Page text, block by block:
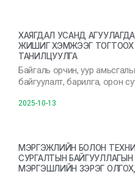
ХАЯГДАЛ УСАНД
ЖИШИГ ХЭМЖЭЭГ
ТАНИЛЦУУЛГА
Байгаль орчин, уур
байгуулалт, барилга, орон
2025-10-13
МЭРГЭЖЛИЙН БОЛОН
СУРГАЛТЫН
МЭРГЭШЛИЙН ЗЭРЭГ ОЛГОХ,